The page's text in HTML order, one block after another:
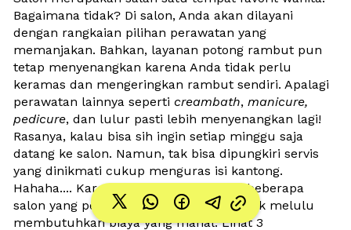
Bagaimana tidak? Di salon, Anda akan dilayani
dengan rangkaian pilihan perawatan yang
memanjakan. Bahkan, layanan potong rambut pun
tetap menyenangkan karena Anda tidak perlu
keramas dan mengeringkan rambut sendiri. Apalagi
perawatan lainnya seperti creambath, manicure,
pedicure, dan lulur pasti lebih menyenangkan lagi!
Rasanya, kalau bisa sih ingin setiap minggu saja
datang ke salon. Namun, tak bisa dipungkiri servis
yang dinikmati cukup menguras isi kantong.
Hahaha.... Karena itulah saya mencari beberapa
salon yang perawatan dan servisnya tidak melulu
membutuhkan biaya yang mahal. Lihat 3